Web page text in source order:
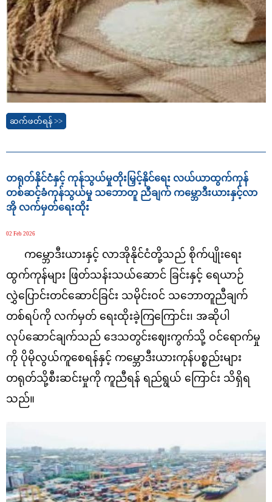
ဆက်ဖတ်ရန် >>
တရုတ်နိုင်ငံနှင့် ကုန်သွယ်မှုတိုးမြှင့်နိုင်ရေး လယ်ယာထွက်ကုန်
တစ်ဆင့်ခံကုန်သွယ်မှု သဘောတူ ညီချက် ကမ္ဘောဒီးယားနှင့်လာ
အို လက်မှတ်ရေးထိုး
02 Feb 2026
ကမ္ဘောဒီးယားနှင့် လာအိုနိုင်ငံတို့သည် စိုက်ပျိုးရေး
ထွက်ကုန်များ ဖြတ်သန်းသယ်ဆောင် ခြင်းနှင့် ရေယာဉ်
လွှဲပြောင်းတင်ဆောင်ခြင်း သမိုင်းဝင် သဘောတူညီချက်
တစ်ရပ်ကို လက်မှတ် ရေးထိုးခဲ့ကြကြောင်း၊ အဆိုပါ
လုပ်ဆောင်ချက်သည် ဒေသတွင်းဈေးကွက်သို့ ဝင်ရောက်မှု
ကို ပိုမိုလွယ်ကူစေရန်နှင့် ကမ္ဘောဒီးယားကုန်ပစ္စည်းများ
တရုတ်သို့စီးဆင်းမှုကို ကူညီရန် ရည်ရွယ် ကြောင်း သိရှိရ
သည်။